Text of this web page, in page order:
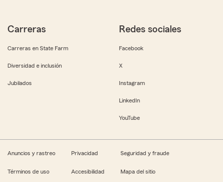
Carreras
Carreras en State Farm
Diversidad e inclusión
Jubilados
Redes sociales
Facebook
X
Instagram
LinkedIn
YouTube
Anuncios y rastreo Privacidad Seguridad y fraude
Términos de uso Accesibilidad Mapa del sitio